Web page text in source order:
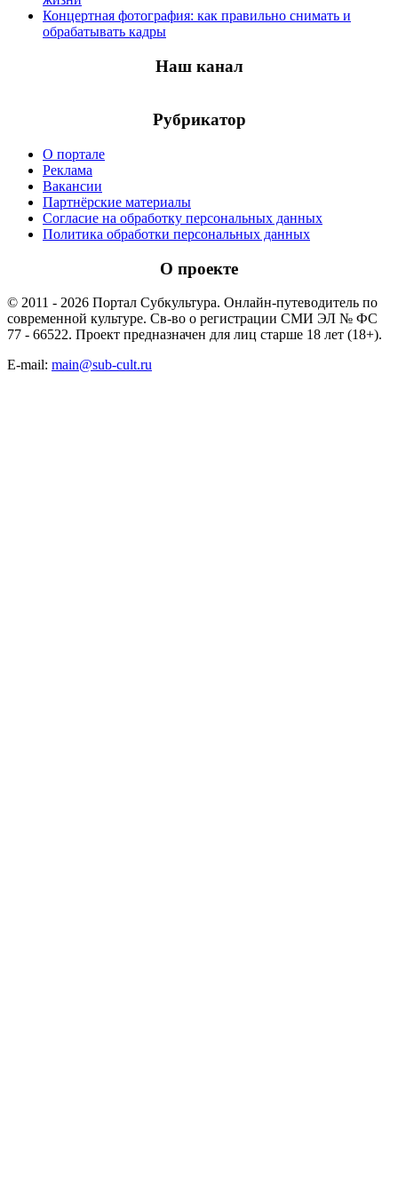
Концертная фотография: как правильно снимать и
обрабатывать кадры
Наш канал
Рубрикатор
О портале
Реклама
Вакансии
Партнёрские материалы
Согласие на обработку персональных данных
Политика обработки персональных данных
О проекте
© 2011 - 2026 Портал Субкультура. Онлайн-путеводитель по
современной культуре. Св-во о регистрации СМИ ЭЛ № ФС
77 - 66522. Проект предназначен для лиц старше 18 лет (18+).
E-mail: main@sub-cult.ru